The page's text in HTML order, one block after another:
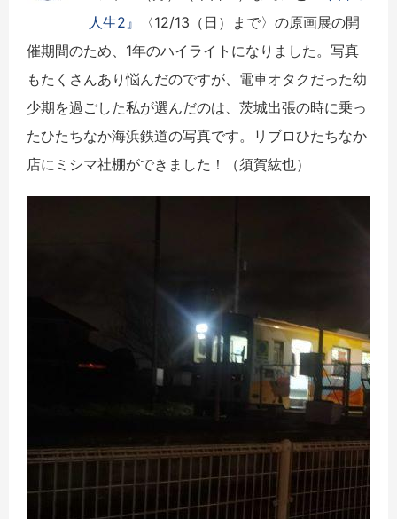
人生2』
〈12/13（日）まで〉の原画展の開
催期間のため、1年のハイライトになりました。写真
もたくさんあり悩んだのですが、電車オタクだった幼
少期を過ごした私が選んだのは、茨城出張の時に乗っ
たひたちなか海浜鉄道の写真です。リブロひたちなか
店にミシマ社棚ができました！（須賀紘也）